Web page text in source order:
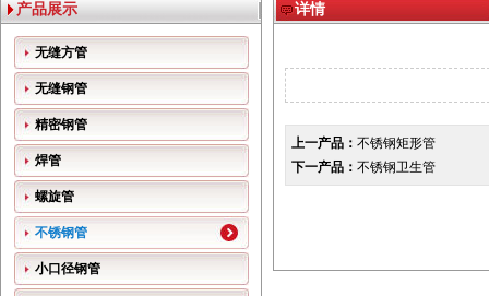
产品展示
无缝方管
无缝钢管
精密钢管
焊管
螺旋管
不锈钢管
小口径钢管
详情
上一产品： 不锈钢矩形管
下一产品： 不锈钢卫生管